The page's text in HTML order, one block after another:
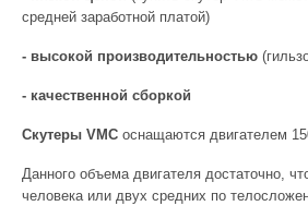
средней заработной платой)
- высокой производительностью
- качественной сборкой
Скутеры VMC оснащаются двигателем
Данного объема двигателя достаточно,
человека или двух средних по